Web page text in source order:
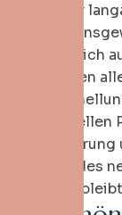
sind zwar
Ihre
letztendlich
Wir stellen
individuellen
zur
strahlendes
erhalten